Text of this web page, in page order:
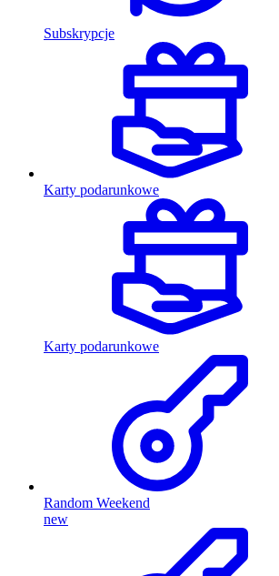
Subskrypcje
Karty podarunkowe
Karty podarunkowe
Random Weekend
new